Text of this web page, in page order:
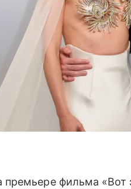
премьере фильма